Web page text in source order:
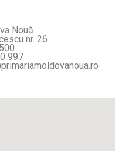
Nouă
nr. 26
997